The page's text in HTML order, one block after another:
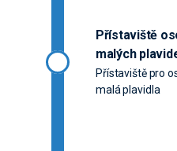
Přístaviště
malých
Přístaviště pro
malá plavidla